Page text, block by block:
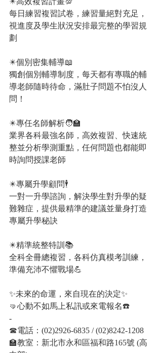
✴️高效複習計畫💯
每日練習複習試卷，練習量絕對充足，
視進度及學生狀況安排最完整的學習規
劃
✴️個別密集輔導📖
獨創個別輔導制度，每天都有專職的輔
導老師隨時待命，滿肚子問題不怕沒人
問！
✴️專任名師解析🧑‍🏫
業界各科最強名師，高效複習、快速統
整並分析學測重點，任何問題也都能即
時詢問授課老師
✴️專屬升學顧問🕴️
一對一升學諮詢，解決學生對升學的疑
難雜症，提供最精準的建議並量身打造
專屬升學秘訣
✴️精準統整特訓📚
全科全冊總複習，各科仿真模考訓練，
準備充沛不懼戰場💪
✨未來的命運，來自現在的決定✨
🤜心動不如馬上私訊或來電報名☎️
-
☎電話：(02)2926-6835 / (02)8242-1208
🏫教室：新北市永和區福和路165號 (高